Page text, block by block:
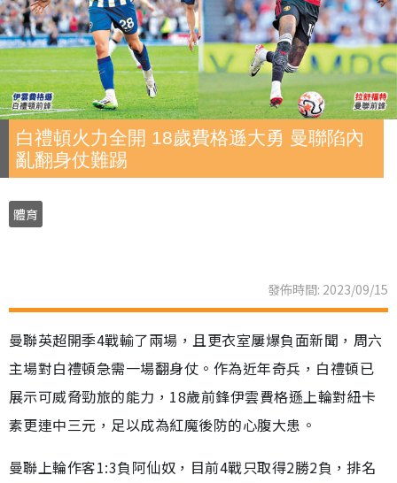
白禮頓火力全開 18歲費格遜大勇 曼聯陷內
亂翻身仗難踢
體育
發佈時間: 2023/09/15
曼聯英超開季4戰輸了兩場，且更衣室屢爆負面新聞，周六
主場對白禮頓急需一場翻身仗。作為近年奇兵，白禮頓已
展示可威脅勁旅的能力，18歲前鋒伊雲費格遜上輪對紐卡
素更連中三元，足以成為紅魔後防的心腹大患。
曼聯上輪作客1:3負阿仙奴，目前4戰只取得2勝2負，排名